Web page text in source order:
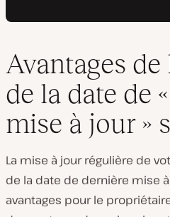
Avantages de
de la date de
mise à jour »
La mise à jour régulière de
de la date de dernière mise
avantages pour le